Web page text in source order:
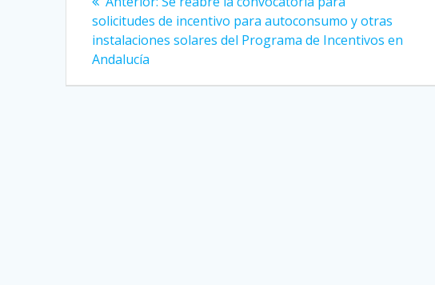
de
entradas
anterior:
solicitudes de incentivo para autoconsumo y otras
instalaciones solares del Programa de Incentivos en
Andalucía